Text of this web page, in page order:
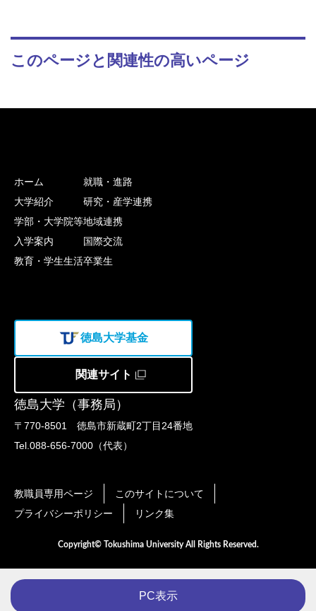
このページと関連性の高いページ
徳島大学（事務局）
〒770-8501 徳島市新蔵町2丁目24番地
Tel.088-656-7000（代表）
ホーム
大学紹介
学部・大学院等
入学案内
教育・学生生活
就職・進路
研究・産学連携
地域連携
国際交流
卒業生
徳島大学基金
関連サイト
教職員専用ページ
このサイトについて
プライバシーポリシー
リンク集
Copyright© Tokushima University All Rights Reserved.
PC表示